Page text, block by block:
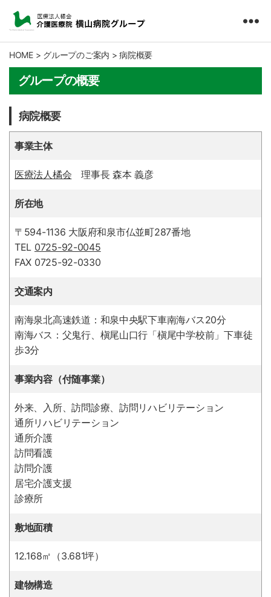
療
介
護
医
院
横
山
病
グ
ル
ー
HOME > グループのご案内 > 病院概要
グループの概要
病院概要
事業主体
医療法人橘会 理事長 森本 義彦
所在地
〒594-1136 大阪府和泉市仏並町287番地
TEL 0725-92-0045
FAX 0725-92-0330
交通案内
南海泉北高速鉄道：和泉中央駅下車南海バス20分
南海バス：父鬼行、槇尾山口行「槇尾中学校前」下車徒
歩3分
事業内容（付随事業）
外来、入所、訪問診療、訪問リハビリテーション
通所リハビリテーション
通所介護
訪問看護
訪問介護
居宅介護支援
診療所
敷地面積
12.168㎡（3.681坪）
建物構造